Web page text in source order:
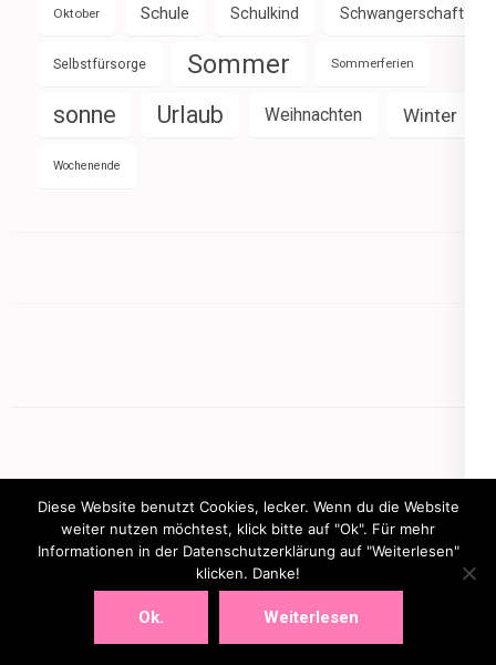
Oktober Schule Schulkind Schwangerschaft
Selbstfürsorge Sommer Sommerferien
sonne Urlaub Weihnachten Winter
Wochenende
mamasbusiness.de
Diese Website benutzt Cookies, lecker. Wenn du die Website
weiter nutzen möchtest, klick bitte auf "Ok". Für mehr
Informationen in der Datenschutzerklärung auf "Weiterlesen"
klicken. Danke!
Ok. Weiterlesen